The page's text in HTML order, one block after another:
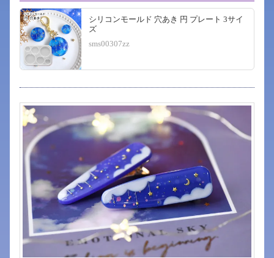
シリコンモールド 穴あき 円 プレート 3サイ
ズ
sms00307zz